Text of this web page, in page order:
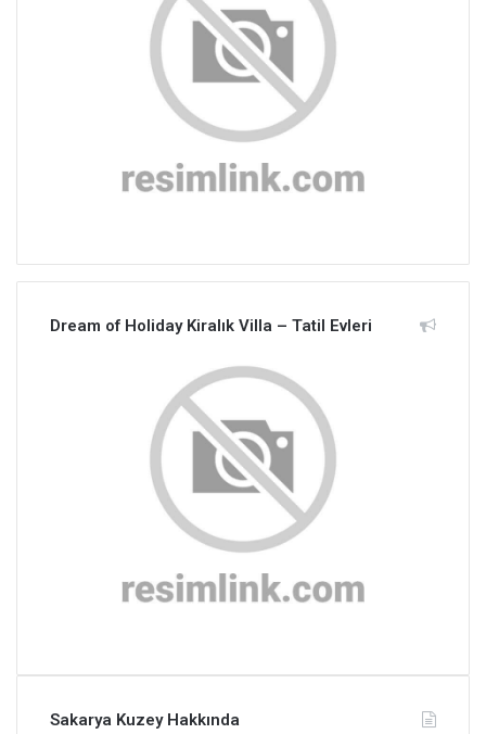
Dream of Holiday Kiralık Villa – Tatil Evleri
Sakarya Kuzey Hakkında